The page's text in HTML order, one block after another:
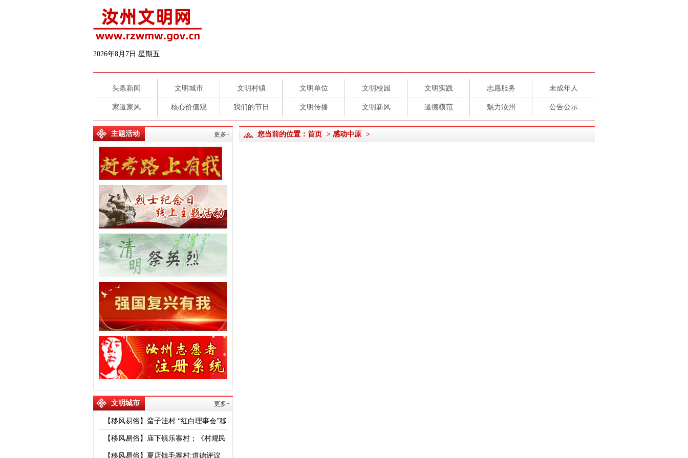
2026年8月7日 星期五
头条新闻 文明城市 文明村镇 文明单位 文明校园 文明实践 志愿服务 未成年人
家道家风 核心价值观 我们的节日 文明传播 文明新风 道德模范 魅力汝州 公告公示
主题活动 更多+
文明城市 更多+
【移风易俗】蛮子洼村:“红白理事会”移
风易俗树新风
【移风易俗】庙下镇乐寨村；《村规民
约》成为移风易俗工作有序推进的坚实
【移风易俗】夏店镇毛寨村:道德评议
您当前的位置： 首页 > 感动中原 >